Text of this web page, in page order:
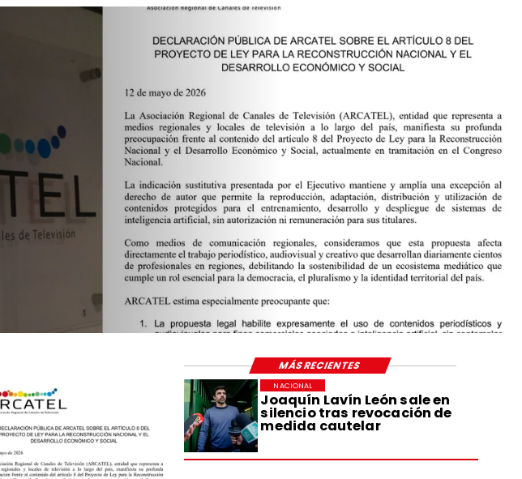
Joaquín Lavín León sale en
silencio tras revocación de
medida cautelar
NACIONAL
MÁS RECIENTES